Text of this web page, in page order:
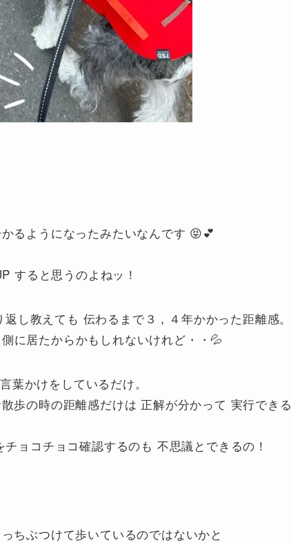
るようになったみたいなんです 😝💕
すると思うのよねッ！
し教えても 伝わるまで３，４年かかった距離感。
に居たからかもしれないけれど・・💦
かけをしているだけ。
歩の時の距離感だけは 正解が分かって 実行できる
ョコチョコ確認するのも 不思議とできるの！
ちぶつけて歩いているのではないかと